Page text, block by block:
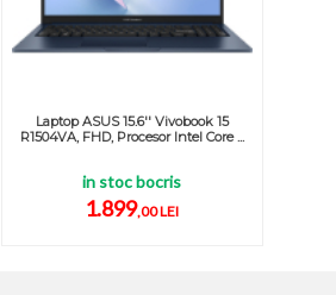
Laptop ASUS 15.6'' Vivobook 15
R1504VA, FHD, Procesor Intel Core ...
in stoc bocris
1.899,00 LEI